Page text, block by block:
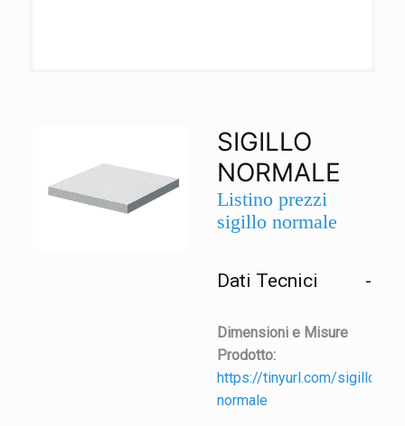
SIGILLO
NORMALE
Listino prezzi
sigillo normale
Dati Tecnici
Dimensioni e Misure
Prodotto:
https://tinyurl.com/sigillo-
normale